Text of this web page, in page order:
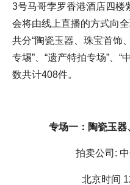
3号马哥孛罗香港酒店四楼
会将由线上直播的方式向
共分“陶瓷玉器、珠宝首饰
专埸”、“遗产特拍专场”、
数共计408件。
专场一：陶瓷玉
拍卖公司:
北京时间